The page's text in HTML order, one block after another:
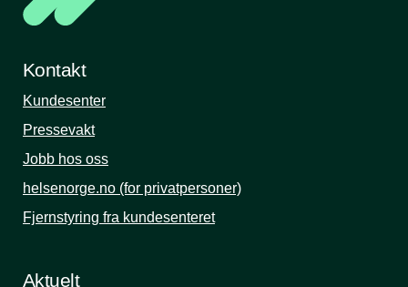
Kontakt
Kundesenter
Pressevakt
Jobb hos oss
helsenorge.no (for privatpersoner)
Fjernstyring fra kundesenteret
Aktuelt